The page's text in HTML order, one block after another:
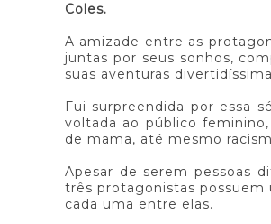
Coles.
A amizade entre as
juntas por seus sonhos,
suas aventuras
Fui surpreendida por essa
voltada ao público
de mama, até mesmo
Apesar de serem pessoas
três protagonistas
cada uma entre elas.